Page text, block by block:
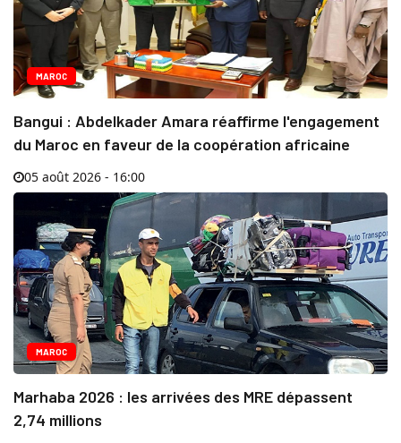
MAROC
Bangui : Abdelkader Amara réaffirme l'engagement
du Maroc en faveur de la coopération africaine
05 août 2026 - 16:00
MAROC
Marhaba 2026 : les arrivées des MRE dépassent
2,74 millions